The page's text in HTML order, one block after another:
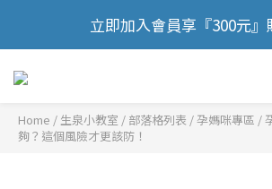
🎉 歡慶88節，滿額送膠原蛋白
立即加入會員享『300元』
🎉 歡慶88節，滿額送膠原蛋
Home / 部落格列表 /孕媽咪專區 /
夠？這個風險才更該防！